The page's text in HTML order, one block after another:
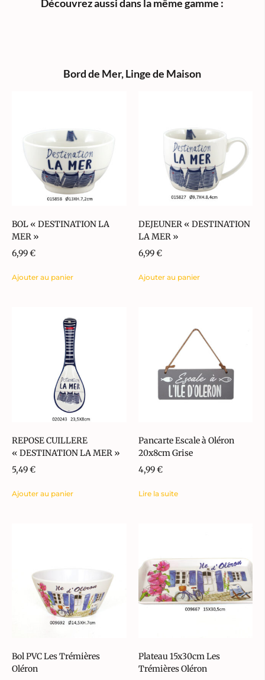
Découvrez aussi dans la même gamme :
Bord de Mer,Linge de Maison
BOL « DESTINATION LA
MER »
6,99€
Ajouter au panier
DEJEUNER « DESTINATION
LA MER »
6,99€
Ajouter au panier
REPOSE CUILLERE
« DESTINATION LA MER »
5,49€
Ajouter au panier
Pancarte Escale à Oléron
20x8cm Grise
4,99€
Lire la suite
Bol PVC Les Trémières
Oléron
Plateau 15x30cm Les
Trémières Oléron